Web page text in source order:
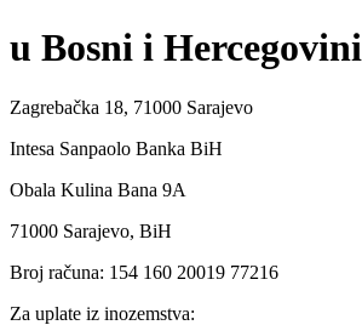
u Bosni i Hercegovini
Zagrebačka 18, 71000 Sarajevo
Intesa Sanpaolo Banka BiH
Obala Kulina Bana 9A
71000 Sarajevo, BiH
Broj računa: 154 160 20019 77216
Za uplate iz inozemstva: